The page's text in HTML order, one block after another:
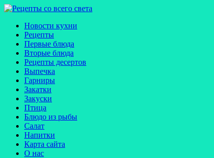
Новости кухни
Рецепты
Первые блюда
Вторые блюда
Рецепты десертов
Выпечка
Гарниры
Закатки
Закуски
Птица
Блюдо из рыбы
Салат
Напитки
Карта сайта
О нас